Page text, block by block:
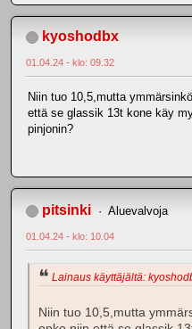
kyoshodbx
01.04.24 - klo: 09.32
Niin tuo 10,5,mutta
että se glassik 13t kone käy
pinjonin?
pitsinki Aluevalvoja
01.04.24 - klo: 10.04
Lainaus käyttäjältä:
Niin tuo 10,5,mutta